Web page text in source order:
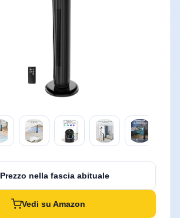
Prezzo nella fascia abituale
Vedi su Amazon